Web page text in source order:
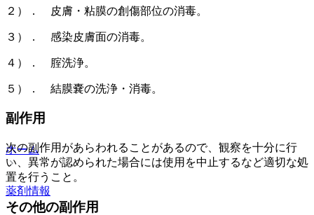
２）． 皮膚・粘膜の創傷部位の消毒。
３）． 感染皮膚面の消毒。
４）． 腟洗浄。
５）． 結膜嚢の洗浄・消毒。
副作用
次の副作用があらわれることがあるので、観察を十分に行
い、異常が認められた場合には使用を中止するなど適切な処
置を行うこと。
その他の副作用
ホーム
薬剤情報